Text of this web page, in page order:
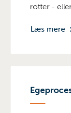
rotter -
Læs mere